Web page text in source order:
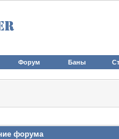
Форум Баны
форума